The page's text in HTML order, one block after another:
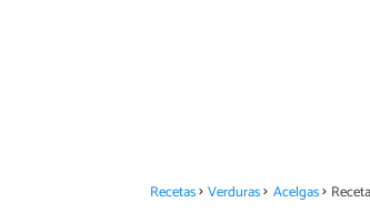
Recetas Verduras Acelgas